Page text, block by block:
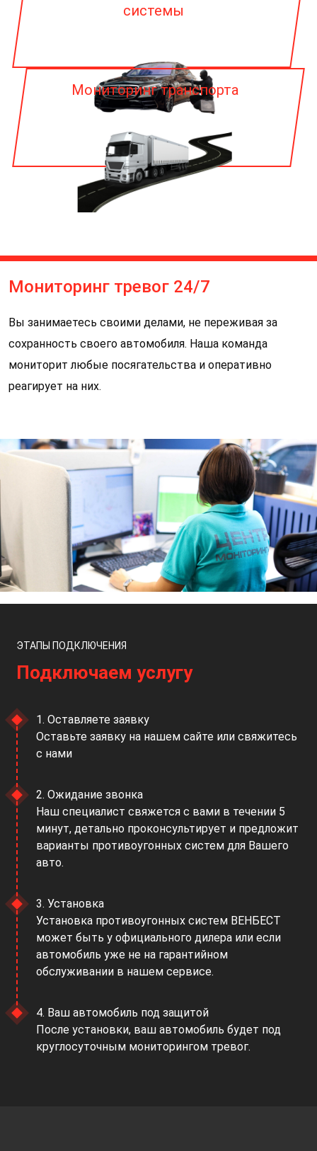
системы
Мониторинг транспорта
Мониторинг тревог 24/7
Вы занимаетесь своими делами, не переживая за
сохранность своего автомобиля. Наша команда
мониторит любые посягательства и оперативно
реагирует на них.
ЭТАПЫ ПОДКЛЮЧЕНИЯ
Подключаем услугу
1. Оставляете заявку
Оставьте заявку на нашем сайте или свяжитесь
с нами
2. Ожидание звонка
Наш специалист свяжется с вами в течении 5
минут, детально проконсультирует и предложит
варианты противоугонных систем для Вашего
авто.
3. Установка
Установка противоугонных систем ВЕНБЕСТ
может быть у официального дилера или если
автомобиль уже не на гарантийном
обслуживании в нашем сервисе.
4. Ваш автомобиль под защитой
После установки, ваш автомобиль будет под
круглосуточным мониторингом тревог.